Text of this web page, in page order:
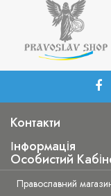
Контакти
Інформація
Особистий
Православний